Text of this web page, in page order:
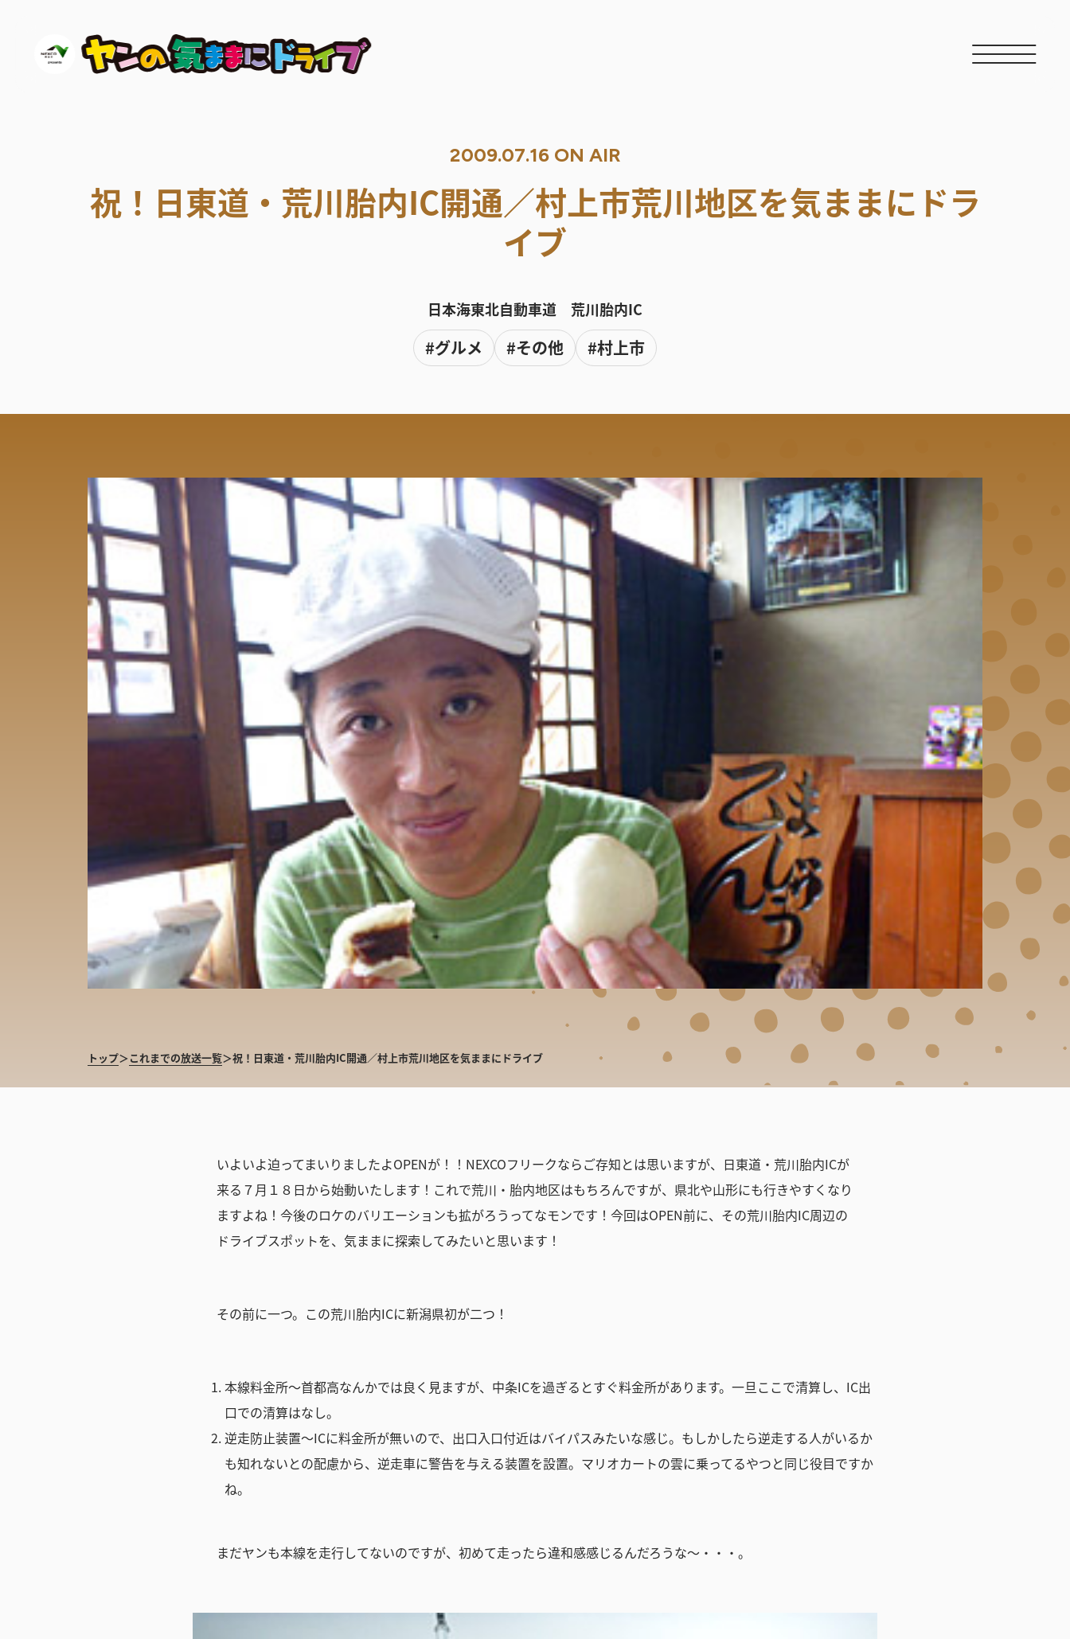
2009.07.16 ON AIR
祝！日東道・荒川胎内IC開通／村上市荒川地区を気ままにドラ
イブ
日本海東北自動車道 荒川胎内IC
#グルメ #その他 #村上市
トップ＞これまでの放送一覧＞祝！日東道・荒川胎内IC開通／村上市荒川地区を気ままにドライブ
いよいよ迫ってまいりましたよOPENが！！NEXCOフリークならご存知とは思いますが、日東道・荒川胎内ICが
来る７月１８日から始動いたします！これで荒川・胎内地区はもちろんですが、県北や山形にも行きやすくなり
ますよね！今後のロケのバリエーションも拡がろうってなモンです！今回はOPEN前に、その荒川胎内IC周辺の
ドライブスポットを、気ままに探索してみたいと思います！
その前に一つ。この荒川胎内ICに新潟県初が二つ！
本線料金所～首都高なんかでは良く見ますが、中条ICを過ぎるとすぐ料金所があります。一旦ここで清算し、IC出
口での清算はなし。
逆走防止装置～ICに料金所が無いので、出口入口付近はバイパスみたいな感じ。もしかしたら逆走する人がいるか
も知れないとの配慮から、逆走車に警告を与える装置を設置。マリオカートの雲に乗ってるやつと同じ役目ですか
ね。
まだヤンも本線を走行してないのですが、初めて走ったら違和感感じるんだろうな～・・・。